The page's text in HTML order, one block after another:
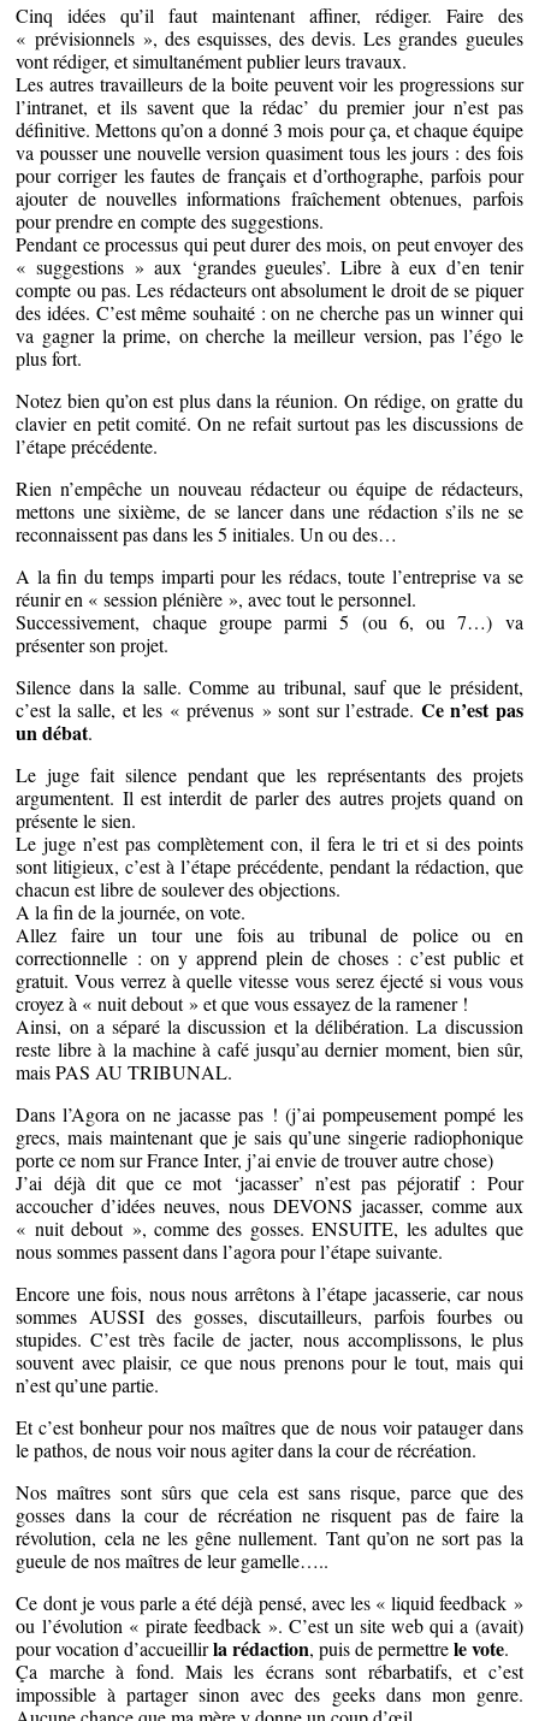
Cinq idées qu’il faut maintenant affiner, rédiger. Faire des
« prévisionnels », des esquisses, des devis. Les grandes gueules
vont rédiger, et simultanément publier leurs travaux.
Les autres travailleurs de la boite peuvent voir les progressions sur
l’intranet, et ils savent que la rédac’ du premier jour n’est pas
définitive. Mettons qu’on a donné 3 mois pour ça, et chaque équipe
va pousser une nouvelle version quasiment tous les jours : des fois
pour corriger les fautes de français et d’orthographe, parfois pour
ajouter de nouvelles informations fraîchement obtenues, parfois
pour prendre en compte des suggestions.
Pendant ce processus qui peut durer des mois, on peut envoyer des
« suggestions » aux ‘grandes gueules’. Libre à eux d’en tenir
compte ou pas. Les rédacteurs ont absolument le droit de se piquer
des idées. C’est même souhaité : on ne cherche pas un winner qui
va gagner la prime, on cherche la meilleur version, pas l’égo le
plus fort.
Notez bien qu’on est plus dans la réunion. On rédige, on gratte du
clavier en petit comité. On ne refait surtout pas les discussions de
l’étape précédente.
Rien n’empêche un nouveau rédacteur ou équipe de rédacteurs,
mettons une sixième, de se lancer dans une rédaction s’ils ne se
reconnaissent pas dans les 5 initiales. Un ou des…
A la fin du temps imparti pour les rédacs, toute l’entreprise va se
réunir en « session plénière », avec tout le personnel.
Successivement, chaque groupe parmi 5 (ou 6, ou 7…) va
présenter son projet.
Silence dans la salle. Comme au tribunal, sauf que le président,
c’est la salle, et les « prévenus » sont sur l’estrade. Ce n’est pas
un débat.
Le juge fait silence pendant que les représentants des projets
argumentent. Il est interdit de parler des autres projets quand on
présente le sien.
Le juge n’est pas complètement con, il fera le tri et si des points
sont litigieux, c’est à l’étape précédente, pendant la rédaction, que
chacun est libre de soulever des objections.
A la fin de la journée, on vote.
Allez faire un tour une fois au tribunal de police ou en
correctionnelle : on y apprend plein de choses : c’est public et
gratuit. Vous verrez à quelle vitesse vous serez éjecté si vous vous
croyez à « nuit debout » et que vous essayez de la ramener !
Ainsi, on a séparé la discussion et la délibération. La discussion
reste libre à la machine à café jusqu’au dernier moment, bien sûr,
mais PAS AU TRIBUNAL.
Dans l’Agora on ne jacasse pas ! (j’ai pompeusement pompé les
grecs, mais maintenant que je sais qu’une singerie radiophonique
porte ce nom sur France Inter, j’ai envie de trouver autre chose)
J’ai déjà dit que ce mot ‘jacasser’ n’est pas péjoratif : Pour
accoucher d’idées neuves, nous DEVONS jacasser, comme aux
« nuit debout », comme des gosses. ENSUITE, les adultes que
nous sommes passent dans l’agora pour l’étape suivante.
Encore une fois, nous nous arrêtons à l’étape jacasserie, car nous
sommes AUSSI des gosses, discutailleurs, parfois fourbes ou
stupides. C’est très facile de jacter, nous accomplissons, le plus
souvent avec plaisir, ce que nous prenons pour le tout, mais qui
n’est qu’une partie.
Et c’est bonheur pour nos maîtres que de nous voir patauger dans
le pathos, de nous voir nous agiter dans la cour de récréation.
Nos maîtres sont sûrs que cela est sans risque, parce que des
gosses dans la cour de récréation ne risquent pas de faire la
révolution, cela ne les gêne nullement. Tant qu’on ne sort pas la
gueule de nos maîtres de leur gamelle…..
Ce dont je vous parle a été déjà pensé, avec les « liquid feedback »
ou l’évolution « pirate feedback ». C’est un site web qui a (avait)
pour vocation d’accueillirla rédaction, puis de permettrele vote.
Ça marche à fond. Mais les écrans sont rébarbatifs, et c’est
impossible à partager sinon avec des geeks dans mon genre.